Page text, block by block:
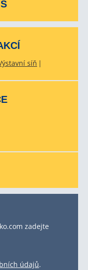
síň
zadejte
údajů.